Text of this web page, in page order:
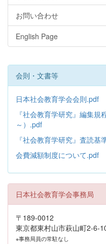
お問い合わせ
English Page
会則・文書等
日本社会教育学会会則.pdf
『社会教育学研究』編集
～）.pdf
『社会教育学研究』査読基
会費減額制度について.pdf
日本社会教育学会事務局
〒189-0012
東京都東村山市萩山町2-6-
※事務局員の常駐なし